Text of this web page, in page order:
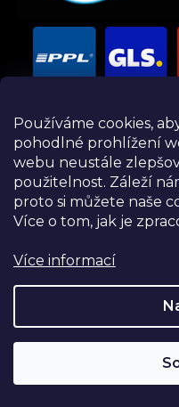
Používáme cookies,
pohodlné prohlížení
webu neustále
použitelnost. Záleží
proto si můžete naše
Více o tom, jak je
Více informací